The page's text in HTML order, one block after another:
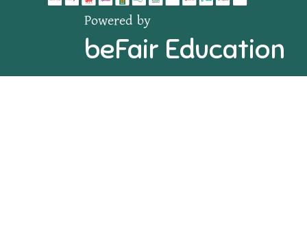
Powered by
beFair Education